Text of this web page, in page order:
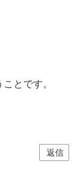
とです。
返信